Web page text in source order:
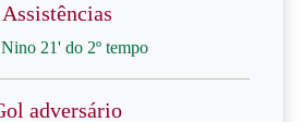
Assistências
21' do 2º tempo
adversário